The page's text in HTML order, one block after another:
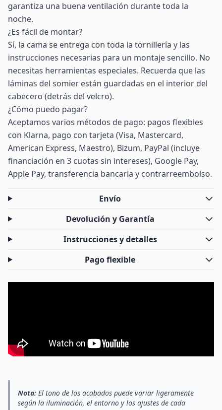
garantiza una buena ventilación durante toda la
noche.
¿Es fácil de montar?
Sí, la cama se entrega con toda la tornillería y las
instrucciones necesarias para un montaje sencillo. No
necesitas herramientas especiales. Recuerda que las
láminas del somier están guardadas en el interior del
cabecero (detrás del velcro).
¿Cómo puedo pagar?
Aceptamos varios métodos de pago: pagos flexibles
con Klarna, pago con tarjeta (Visa, Mastercard,
American Express, Maestro), Bizum, PayPal (incluye
financiación en 3 cuotas sin intereses), Google Pay,
Apple Pay, transferencia bancaria y contrarreembolso.
Envío
Devolución y Garantía
Instrucciones y detalles
Pago flexible
Nota: El tono de los acabados puede variar ligeramente
según la iluminación, el entorno y los ajustes de cada